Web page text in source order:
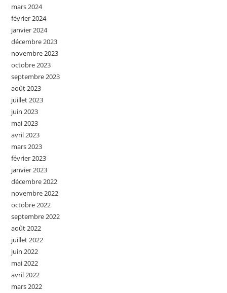
mars 2024
février 2024
janvier 2024
décembre 2023
novembre 2023
octobre 2023
septembre 2023
août 2023
juillet 2023
juin 2023
mai 2023
avril 2023
mars 2023
février 2023
janvier 2023
décembre 2022
novembre 2022
octobre 2022
septembre 2022
août 2022
juillet 2022
juin 2022
mai 2022
avril 2022
mars 2022